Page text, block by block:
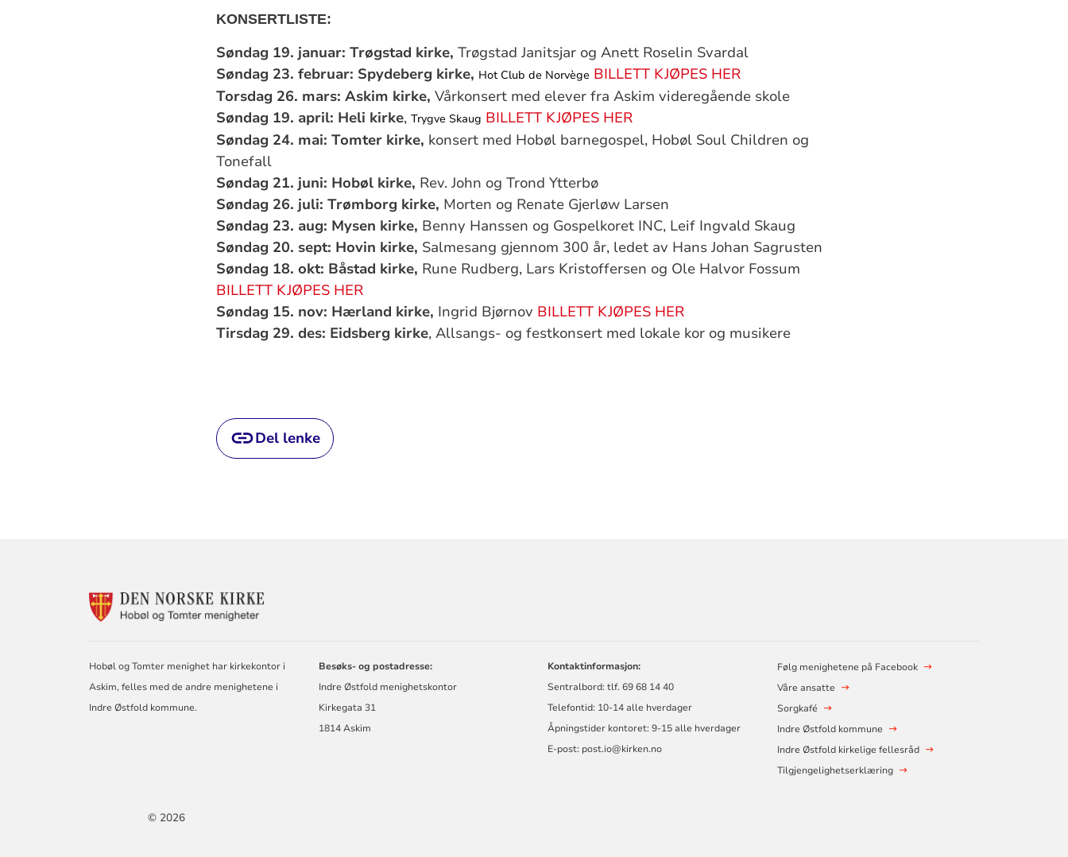
KONSERTLISTE:
Søndag 19. januar: Trøgstad kirke, Trøgstad Janitsjar og Anett Roselin Svardal
Søndag 23. februar: Spydeberg kirke, Hot Club de Norvège BILLETT KJØPES HER
Torsdag 26. mars: Askim kirke, Vårkonsert med elever fra Askim videregående skole
Søndag 19. april: Heli kirke, Trygve Skaug BILLETT KJØPES HER
Søndag 24. mai: Tomter kirke, konsert med Hobøl barnegospel, Hobøl Soul Children og
Tonefall
Søndag 21. juni: Hobøl kirke, Rev. John og Trond Ytterbø
Søndag 26. juli: Trømborg kirke, Morten og Renate Gjerløw Larsen
Søndag 23. aug: Mysen kirke, Benny Hanssen og Gospelkoret INC, Leif Ingvald Skaug
Søndag 20. sept: Hovin kirke, Salmesang gjennom 300 år, ledet av Hans Johan Sagrusten
Søndag 18. okt: Båstad kirke, Rune Rudberg, Lars Kristoffersen og Ole Halvor Fossum
BILLETT KJØPES HER
Søndag 15. nov: Hærland kirke, Ingrid Bjørnov BILLETT KJØPES HER
Tirsdag 29. des: Eidsberg kirke, Allsangs- og festkonsert med lokale kor og musikere
Del lenke
KONTAKTINFORMASJON
KIRKE
I
HOBØL
Hobøl og Tomter menighet har kirkekontor i
Askim, felles med de andre menighetene i
Indre Østfold kommune.
Besøks- og postadresse:
Indre Østfold menighetskontor
Kirkegata 31
1814 Askim
Kontaktinformasjon:
Sentralbord: tlf. 69 68 14 40
Telefontid: 10-14 alle hverdager
Åpningstider kontoret: 9-15 alle hverdager
E-post: post.io@kirken.no
Følg menighetene på Facebook
Våre ansatte
Sorgkafé
Indre Østfold kommune
Indre Østfold kirkelige fellesråd
Tilgjengelighetserklæring
© 2026